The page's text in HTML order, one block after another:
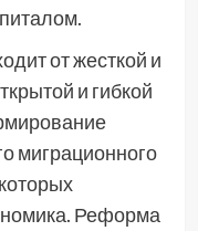
от жесткой и
и гибкой
миграционного
Реформа